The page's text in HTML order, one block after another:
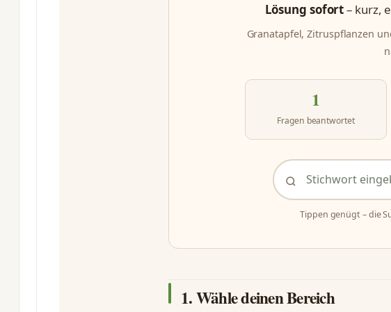
Lösung sofort– kurz,
Granatapfel, Zitruspflanzen
1
Fragen beantwortet
Tippen genügt – die
1. Wähle deinen Bereich